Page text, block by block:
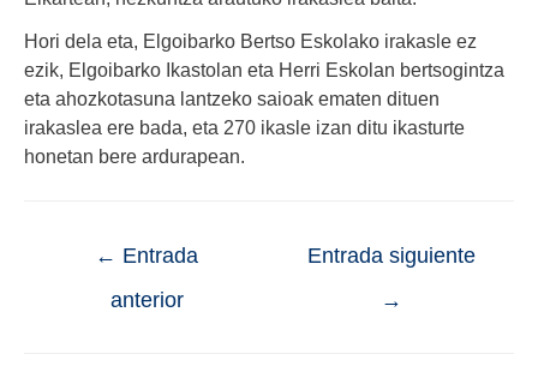
Hori dela eta, Elgoibarko Bertso Eskolako irakasle ez
ezik, Elgoibarko Ikastolan eta Herri Eskolan bertsogintza
eta ahozkotasuna lantzeko saioak ematen dituen
irakaslea ere bada, eta 270 ikasle izan ditu ikasturte
honetan bere ardurapean.
← Entrada
anterior
Entrada siguiente
→